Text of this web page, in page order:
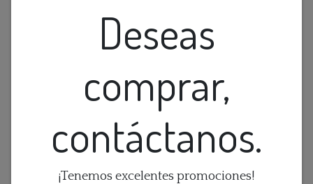
Deseas
comprar,
contáctanos.
¡Tenemos excelentes promociones!